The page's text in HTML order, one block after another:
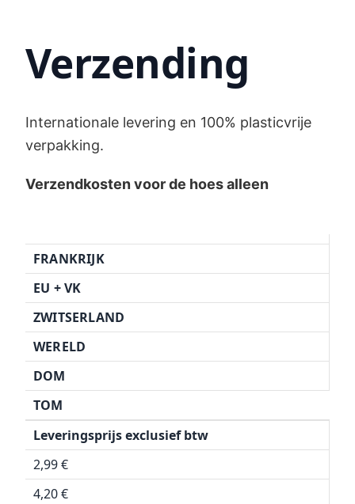
Verzending
Internationale levering en 100% plasticvrije
verpakking.
Verzendkosten voor de hoes alleen
FRANKRIJK
EU + VK
ZWITSERLAND
WERELD
DOM
TOM
Leveringsprijs exclusief btw
2,99 €
4,20 €